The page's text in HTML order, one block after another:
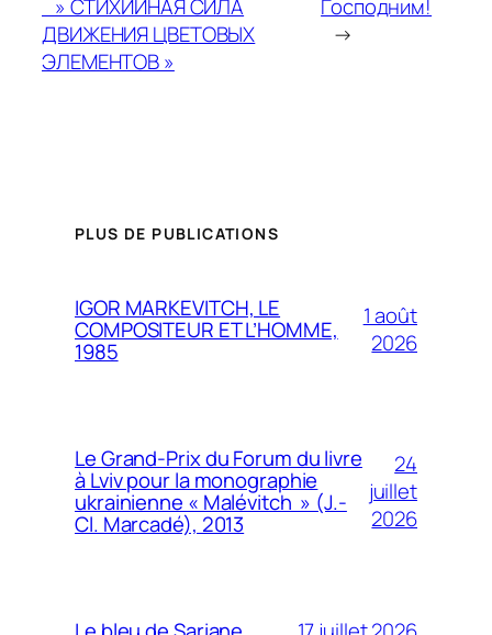
» СТИХИЙНАЯ СИЛА
ДВИЖЕНИЯ ЦВЕТОВЫХ
ЭЛЕМЕНТОВ »
Господним!
→
PLUS DE PUBLICATIONS
IGOR MARKEVITCH, LE
COMPOSITEUR ET L’HOMME,
1985
1 août
2026
Le Grand-Prix du Forum du livre
à Lviv pour la monographie
ukrainienne « Malévitch » (J.-
Cl. Marcadé), 2013
24
juillet
2026